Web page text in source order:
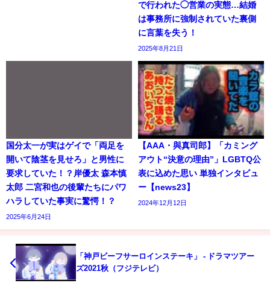
で行われた◯営業の実態…結婚
は事務所に強制されていた裏側
に言葉を失う！
2025年8月21日
国分太一が実はゲイで「両足を
開いて陰茎を見せろ」と男性に
要求していた！？岸優太 森本慎
太郎 二宮和也の後輩たちにパワ
ハラしていた事実に驚愕！？
2025年6月24日
【AAA・與真司郎】「カミング
アウト“決意の理由”」LGBTQ公
表に込めた思い 単独インタビュ
ー【news23】
2024年12月12日
「神戸ビーフサーロインステーキ」 - ドラマツアー
ズ2021秋（フジテレビ）